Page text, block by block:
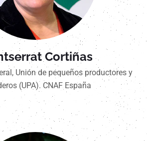
Cortiñas
Unión de pequeños productores y
(UPA). CNAF España